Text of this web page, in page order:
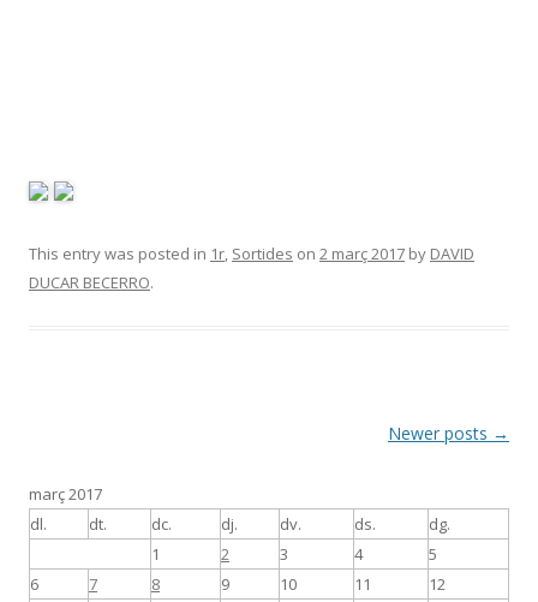
This entry was posted in 1r, Sortides on 2 març 2017 by DAVID
DUCAR BECERRO.
Newer posts →
març 2017
dl.
dt. dc. dj. dv. ds. dg.
1 2 3 4
5
6
7 8 9 10 11
12